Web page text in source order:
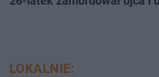
LOKALNIE: